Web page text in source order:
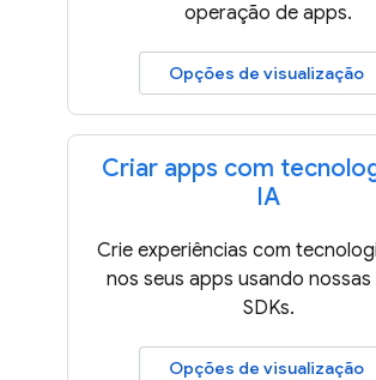
operação de apps.
Opções de visualização
Criar apps com
IA
Crie experiências com
nos seus apps usando nossas
SDKs.
Opções de visualização